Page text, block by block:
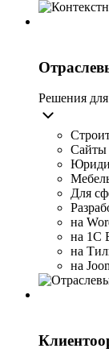
Решения
Сайты
Для
на
на 1С
на
на